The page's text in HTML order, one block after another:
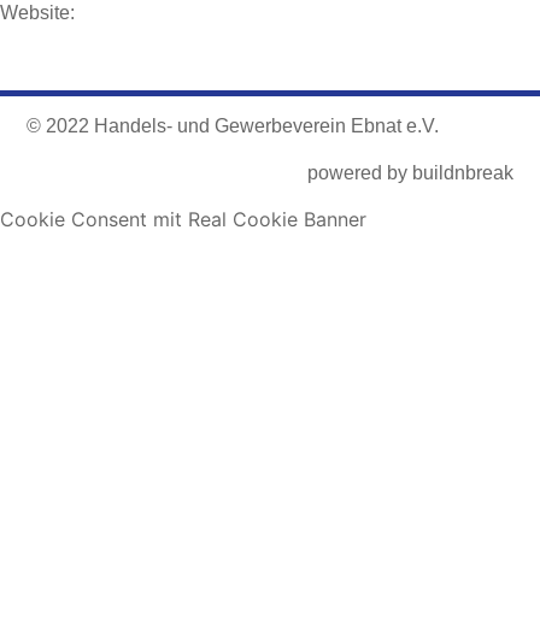
Website:
© 2022 Handels- und Gewerbeverein Ebnat e.V.
powered by buildnbreak
Cookie Consent mit Real Cookie Banner